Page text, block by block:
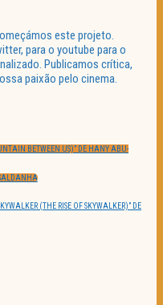
este projeto.
para o youtube para o
Publicamos crítica,
paixão pelo cinema.
BETWEEN US)” DE HANY ABU-
(THE RISE OF SKYWALKER)” DE